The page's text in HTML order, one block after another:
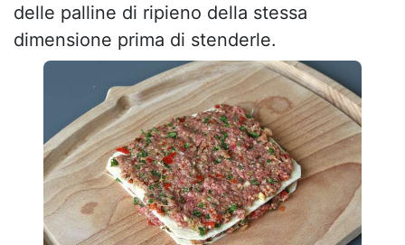
delle palline di ripieno della stessa
dimensione prima di stenderle.